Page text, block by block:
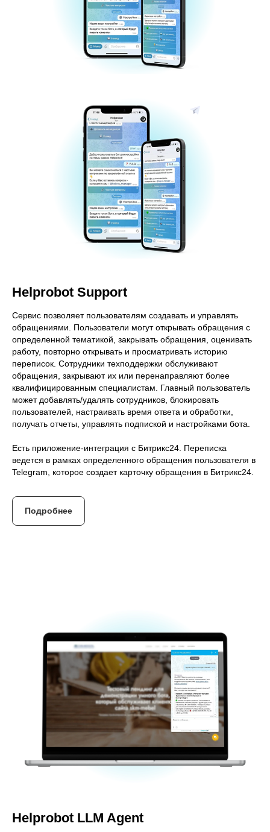
Helprobot Support
Сервис позволяет пользователям создавать и управлять
обращениями. Пользователи могут открывать обращения с
определенной тематикой, закрывать обращения, оценивать
работу, повторно открывать и просматривать историю
переписок. Сотрудники техподдержки обслуживают
обращения, закрывают их или перенаправляют более
квалифицированным специалистам. Главный пользователь
может добавлять/удалять сотрудников, блокировать
пользователей, настраивать время ответа и обработки,
получать отчеты, управлять подпиской и настройками бота.
Есть приложение-интеграция с Битрикс24. Переписка
ведется в рамках определенного обращения пользователя в
Telegram, которое создает карточку обращения в Битрикс24.
Подробнее
Helprobot LLM Agent